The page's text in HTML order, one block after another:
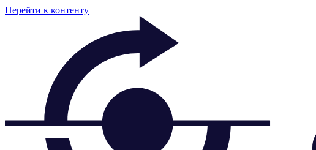
Перейти к контенту